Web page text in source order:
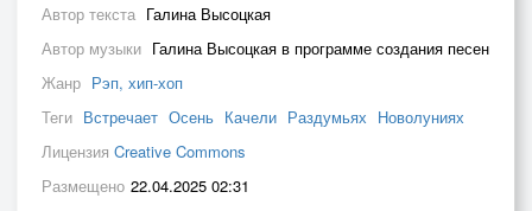
Автор текста Галина Высоцкая
Автор музыки Галина Высоцкая в программе создания песен
Жанр Рэп, хип-хоп
Теги Встречает Осень Качели Раздумьях Новолуниях
Лицензия Creative Commons
Размещено 22.04.2025 02:31